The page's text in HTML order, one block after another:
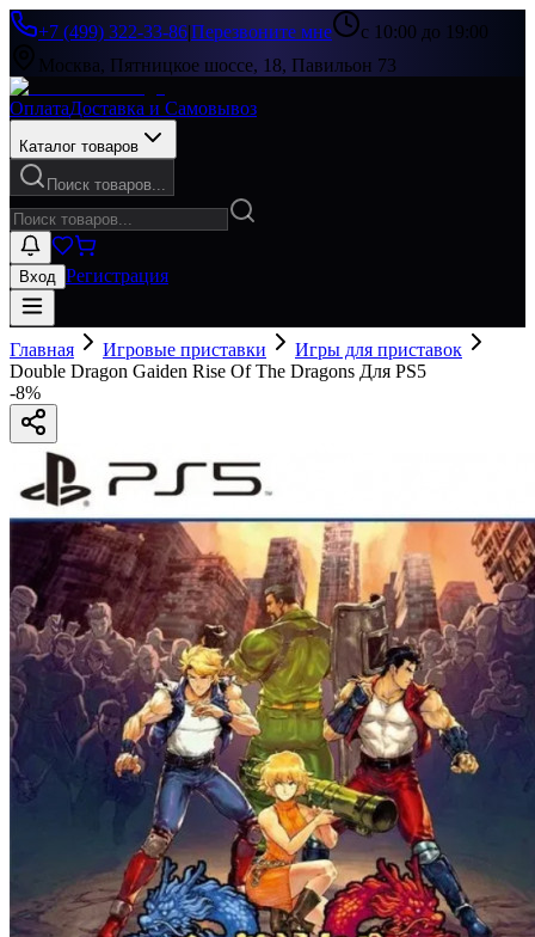
+7 (499) 322-33-86|Перезвоните мне
с 10:00 до 19:00
Москва, Пятницкое шоссе, 18, Павильон 73
ОплатаДоставка и Самовывоз
Каталог товаров
Поиск товаров...
Вход Регистрация
Главная Игровые приставки
Игры для приставок
Double Dragon Gaiden Rise Of The Dragons Для PS5
-8%